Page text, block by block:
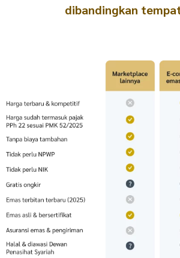
dibandingkan